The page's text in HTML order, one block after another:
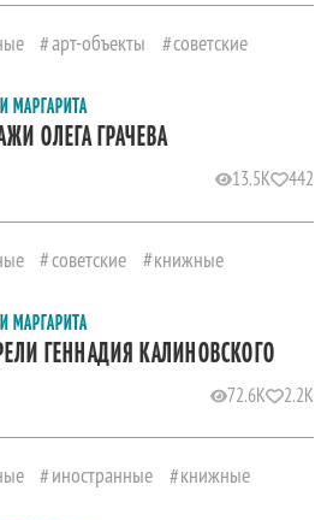
арт-объекты советские
МАРГАРИТА
ОЛЕГА ГРАЧЕВА
13.5K 442
советские книжные
МАРГАРИТА
ГЕННАДИЯ КАЛИНОВСКОГО
72.6K 2.2K
иностранные книжные